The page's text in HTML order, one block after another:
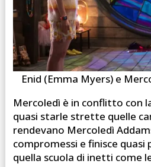
Enid (Emma Myers) e
Mercoledì è in conflitto con
quasi starle strette quelle
rendevano Mercoledì
compromessi e finisce quasi
quella scuola di inetti come